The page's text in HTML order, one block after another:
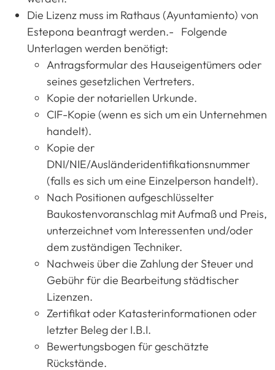
Die Lizenz muss im Rathaus (Ayuntamiento) von
Estepona beantragt werden.- Folgende
Unterlagen werden benötigt:
Antragsformular des Hauseigentümers oder
seines gesetzlichen Vertreters.
Kopie der notariellen Urkunde.
CIF-Kopie (wenn es sich um ein Unternehmen
handelt).
Kopie der
DNI/NIE/Ausländeridentifikationsnummer
(falls es sich um eine Einzelperson handelt).
Nach Positionen aufgeschlüsselter
Baukostenvoranschlag mit Aufmaß und Preis,
unterzeichnet vom Interessenten und/oder
dem zuständigen Techniker.
Nachweis über die Zahlung der Steuer und
Gebühr für die Bearbeitung städtischer
Lizenzen.
Zertifikat oder Katasterinformationen oder
letzter Beleg der I.B.I.
Bewertungsbogen für geschätzte
Rückstände.